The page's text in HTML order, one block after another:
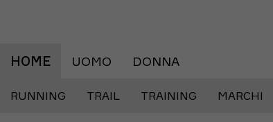
HOME UOMO DONNA
RUNNING TRAIL TRAINING MARCHI